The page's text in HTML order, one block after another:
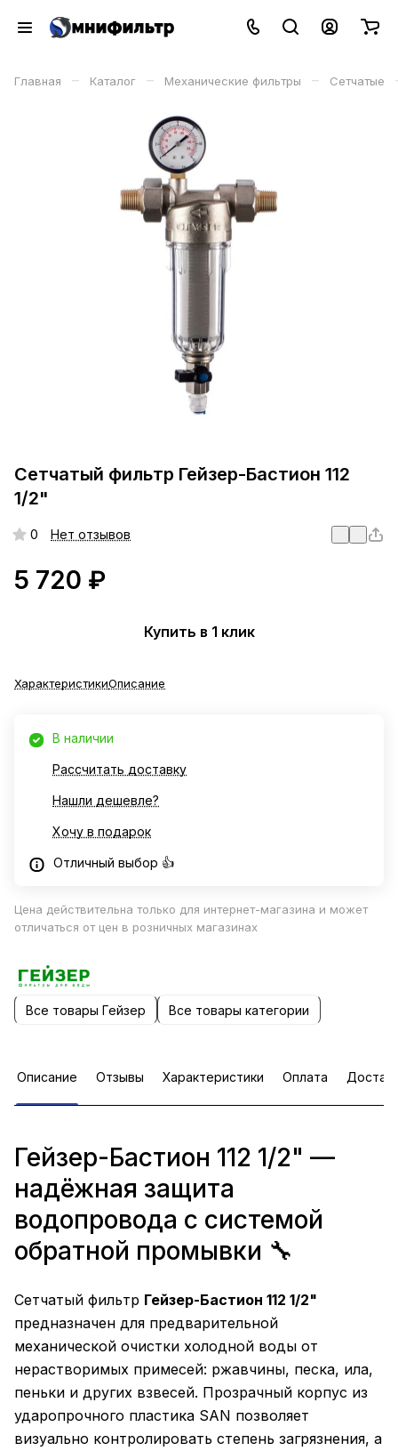
Главная – Каталог – Механические фильтры – Сетчатые
Сетчатый фильтр Гейзер-Бастион 112
1/2"
0 Нет отзывов
5 720 ₽
Купить в 1 клик
ХарактеристикиОписание
В наличии
Рассчитать доставку
Нашли дешевле?
Хочу в подарок
Отличный выбор 👍
Цена действительна только для интернет-магазина и может
отличаться от цен в розничных магазинах
Все товары Гейзер Все товары категории
Описание Отзывы Характеристики Оплата
Гейзер-Бастион 112 1/2" —
надёжная защита
водопровода с системой
обратной промывки 🔧
Сетчатый фильтр Гейзер-Бастион 112 1/2"
предназначен для предварительной
механической очистки холодной воды от
нерастворимых примесей: ржавчины, песка, ила,
пеньки и других взвесей. Прозрачный корпус из
ударопрочного пластика SAN позволяет
визуально контролировать степень загрязнения, а